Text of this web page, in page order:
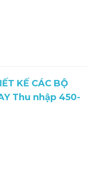
KẾ CÁC BỘ
Thu nhập 450-